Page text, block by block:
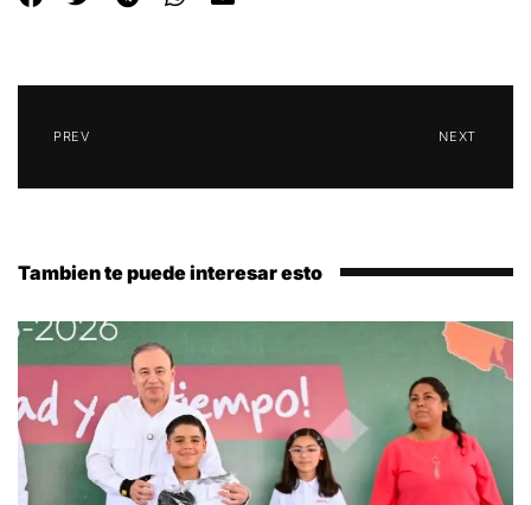
PREV NEXT
Tambien te puede interesar esto